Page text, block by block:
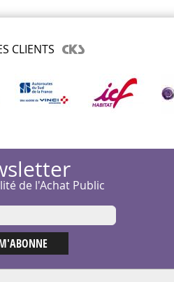
CLIENTS
de l'Achat Public